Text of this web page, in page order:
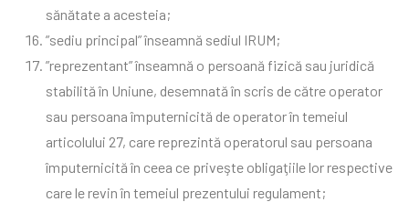
sănătate a acesteia;
”sediu principal” înseamnă sediul IRUM;
”reprezentant” înseamnă o persoană fizică sau juridică
stabilită în Uniune, desemnată în scris de către operator
sau persoana împuternicită de operator în temeiul
articolului 27, care reprezintă operatorul sau persoana
împuternicită în ceea ce priveşte obligaţiile lor respective
care le revin în temeiul prezentului regulament;